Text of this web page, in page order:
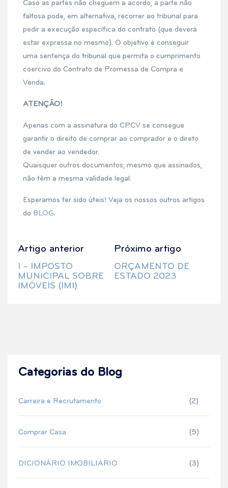
Caso as partes não cheguem a acordo, a parte não
faltosa pode, em alternativa, recorrer ao tribunal para
pedir a execução específica do contrato (que deverá
estar expressa no mesmo). O objetivo é conseguir
uma sentença do tribunal que permita o cumprimento
coercivo do Contrato de Promessa de Compra e
Venda.
ATENÇÃO!
Apenas com a assinatura do CPCV se consegue
garantir o direito de comprar ao comprador e o direto
de vender ao vendedor.
Quaisquer outros documentos, mesmo que assinados,
não têm a mesma validade legal.
Esperamos ter sido úteis! Veja os nossos outros artigos
do BLOG.
Artigo anterior
I – IMPOSTO
MUNICIPAL SOBRE
IMÓVEIS (IMI)
Próximo artigo
ORÇAMENTO DE
ESTADO 2023
Categorias do Blog
Carreira e Recrutamento (2)
Comprar Casa (5)
DICIONÁRIO IMOBILIÁRIO (3)